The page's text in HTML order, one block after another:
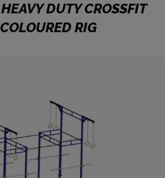
HEAVY DUTY CROSSFIT
RIG